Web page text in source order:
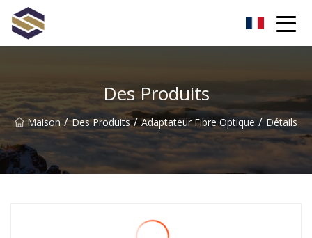
Des Produits
Maison / Des Produits / Adaptateur Fibre Optique / Détails